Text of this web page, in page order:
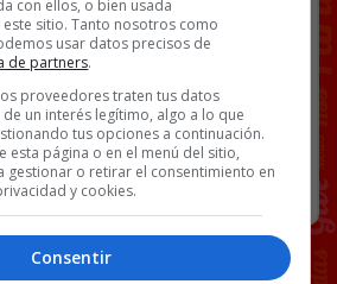
PDRO SNCHZ TWITTER
64 COMENTARIOS
2025
con ellos, o bien usada
sitio. Tanto nosotros como
usar datos precisos de
de partners.
proveedores traten tus datos
un interés legítimo, algo a lo que
tus opciones a continuación.
esta página o en el menú del sitio,
gestionar o retirar el consentimiento en
y cookies.
Consentir